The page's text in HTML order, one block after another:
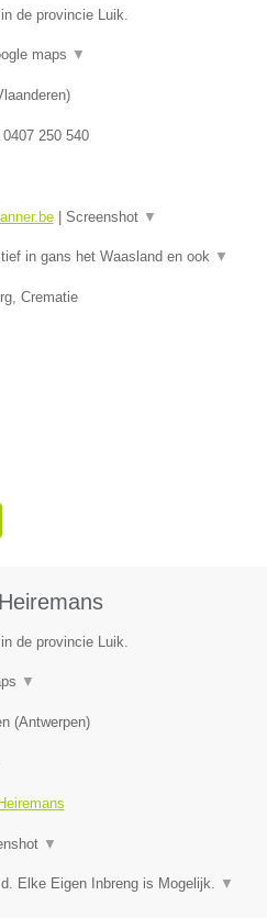
de provincie Luik.
maps ▼
)
0407 250 540
| Screenshot ▼
in gans het Waasland en ook ▼
Crematie
de provincie Luik.
▼
(Antwerpen)
▼
Elke Eigen Inbreng is Mogelijk. ▼